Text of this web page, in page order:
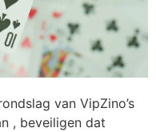
van VipZino’s
, beveiligen dat